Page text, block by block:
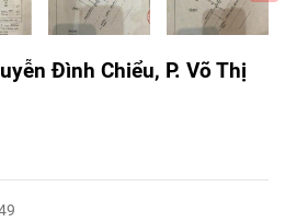
Đình Chiểu, P. Võ Thị